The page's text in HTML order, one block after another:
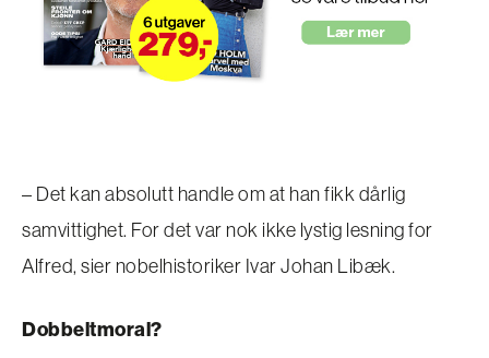
– Det kan absolutt handle om at han fikk dårlig
samvittighet. For det var nok ikke lystig lesning for
Alfred, sier nobelhistoriker Ivar Johan Libæk.
Dobbeltmoral?